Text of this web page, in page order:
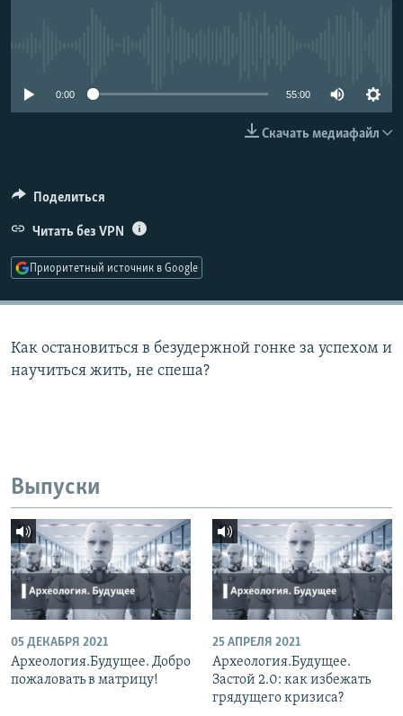
ПОДПИШИТЕСЬ НА РАССЫЛКУ
Все сайты РСЕ/РС
0:00 55:00
Скачать медиафайл
Поделиться
Читать без VPN
Приоритетный источник в Google
Как остановиться в безудержной гонке за успехом и
научиться жить, не спеша?
Выпуски
05 ДЕКАБРЯ 2021
Археология.Будущее. Добро
пожаловать в матрицу!
25 АПРЕЛЯ 2021
Археология.Будущее.
Застой 2.0: как избежать
грядущего кризиса?